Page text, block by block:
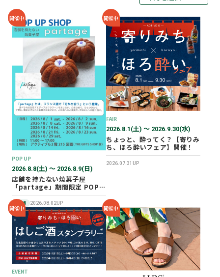
2026年07月
2026年05月
2026年03月
2026年02月
2025年12月
2025年11月
2025年10月
開催中
POP UP
2026.8.8(土) 〜 2026.8.9(日)
店舗を持たない焼菓子屋
「partage」期間限定 POP
UP SHOP オープン！
NEW 2026.08.02UP
開催中
FAIR
2026.8.1(土) 〜 2026.9.30(水)
ちょっと、酔ってく？【寄りみ
ち、ほろ酔いフェア】開催！
2026.07.31UP
開催中
EVENT
開催中